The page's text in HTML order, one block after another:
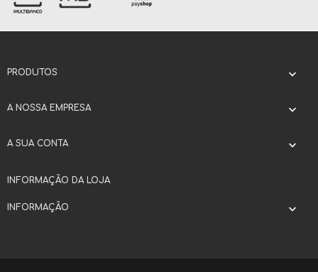
PRODUTOS 
A NOSSA EMPRESA 
A SUA CONTA 
INFORMAÇÃO DA LOJA
INFORMAÇÃO 